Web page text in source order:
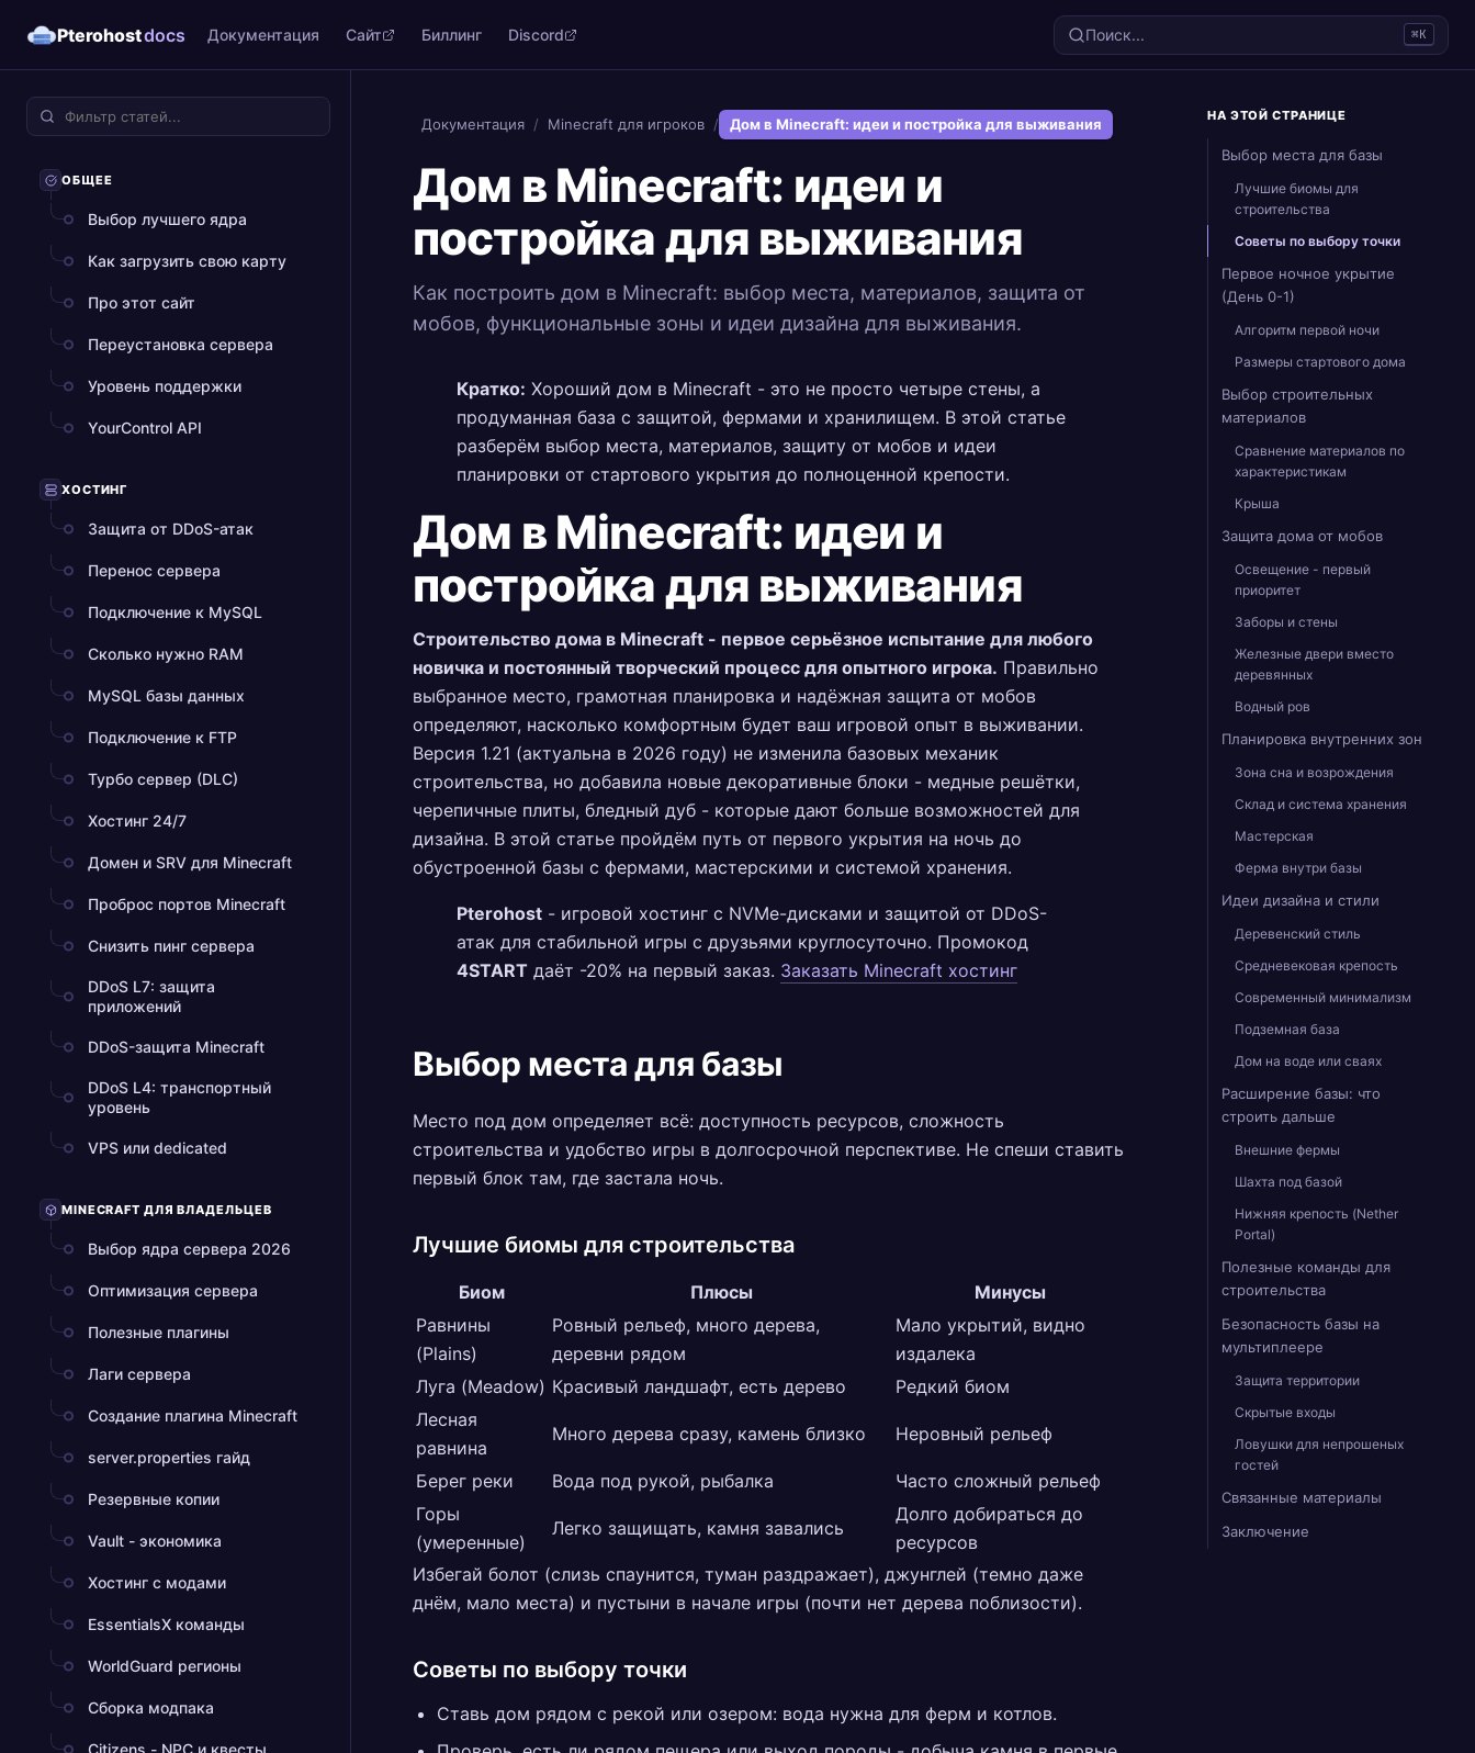
Pterohostdocs Документация Сайт Биллинг Discord Поиск... ⌘K
ОБЩЕЕ
Выбор лучшего ядра
Как загрузить свою карту
Про этот сайт
Переустановка сервера
Уровень поддержки
YourControl API
ХОСТИНГ
Защита от DDoS-атак
Перенос сервера
Подключение к MySQL
Сколько нужно RAM
MySQL базы данных
Подключение к FTP
Турбо сервер (DLC)
Хостинг 24/7
Домен и SRV для Minecraft
Проброс портов Minecraft
Снизить пинг сервера
DDoS L7: защита
приложений
DDoS-защита Minecraft
DDoS L4: транспортный
уровень
VPS или dedicated
MINECRAFT ДЛЯ ВЛАДЕЛЬЦЕВ
Выбор ядра сервера 2026
Оптимизация сервера
Полезные плагины
Лаги сервера
Создание плагина Minecraft
server.properties гайд
Резервные копии
Vault - экономика
Хостинг с модами
EssentialsX команды
WorldGuard регионы
Сборка модпака
Citizens - NPC и квесты
Документация / Minecraft для игроков / Дом в Minecraft: идеи и постройка для выживания
Дом в Minecraft: идеи и
постройка для выживания
Как построить дом в Minecraft: выбор места, материалов, защита от
мобов, функциональные зоны и идеи дизайна для выживания.
Кратко: Хороший дом в Minecraft - это не просто четыре стены, а
продуманная база с защитой, фермами и хранилищем. В этой статье
разберём выбор места, материалов, защиту от мобов и идеи
планировки от стартового укрытия до полноценной крепости.
Дом в Minecraft: идеи и
постройка для выживания
Строительство дома в Minecraft - первое серьёзное испытание для любого
новичка и постоянный творческий процесс для опытного игрока. Правильно
выбранное место, грамотная планировка и надёжная защита от мобов
определяют, насколько комфортным будет ваш игровой опыт в выживании.
Версия 1.21 (актуальна в 2026 году) не изменила базовых механик
строительства, но добавила новые декоративные блоки - медные решётки,
черепичные плиты, бледный дуб - которые дают больше возможностей для
дизайна. В этой статье пройдём путь от первого укрытия на ночь до
обустроенной базы с фермами, мастерскими и системой хранения.
Pterohost - игровой хостинг с NVMe-дисками и защитой от DDoS-
атак для стабильной игры с друзьями круглосуточно. Промокод
4START даёт -20% на первый заказ. Заказать Minecraft хостинг
Выбор места для базы
Место под дом определяет всё: доступность ресурсов, сложность
строительства и удобство игры в долгосрочной перспективе. Не спеши ставить
первый блок там, где застала ночь.
Лучшие биомы для строительства
Биом Плюсы
Минусы
Равнины
(Plains)
Ровный рельеф, много дерева,
деревни рядом
Мало укрытий, видно
издалека
Луга (Meadow) Красивый ландшафт, есть дерево
Редкий биом
Лесная
равнина
Много дерева сразу, камень близко Неровный рельеф
Берег реки Вода под рукой, рыбалка
Часто сложный рельеф
Горы
(умеренные)
Легко защищать, камня завались
Долго добираться до
ресурсов
Избегай болот (слизь спаунится, туман раздражает), джунглей (темно даже
днём, мало места) и пустыни в начале игры (почти нет дерева поблизости).
Советы по выбору точки
Ставь дом рядом с рекой или озером: вода нужна для ферм и котлов.
НА ЭТОЙ СТРАНИЦЕ
Выбор места для базы
Лучшие биомы для
строительства
Советы по выбору точки
Первое ночное укрытие
(День 0-1)
Алгоритм первой ночи
Размеры стартового дома
Выбор строительных
материалов
Сравнение материалов по
характеристикам
Крыша
Защита дома от мобов
Освещение - первый
приоритет
Заборы и стены
Железные двери вместо
деревянных
Водный ров
Планировка внутренних зон
Зона сна и возрождения
Склад и система хранения
Мастерская
Ферма внутри базы
Идеи дизайна и стили
Деревенский стиль
Средневековая крепость
Современный минимализм
Подземная база
Дом на воде или сваях
Расширение базы: что
строить дальше
Внешние фермы
Шахта под базой
Нижняя крепость (Nether
Portal)
Полезные команды для
строительства
Безопасность базы на
мультиплеере
Защита территории
Скрытые входы
Ловушки для непрошеных
гостей
Связанные материалы
Заключение